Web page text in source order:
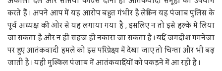
करते हैं । अपने आप में यह आरोप बहुत गंभीर है लेकिन यह पंजाब पुलिस के
पूर्व अध्यक्ष की ओर से यह लगाया गया है , इसलिए न तो इसे हल्के में लिया
जा सकता है और न ही सहज ही नकारा जा सकता है । यदि जगदीश गगनेजा
पर हुए आतंकवादी हमले को इस परिप्रेक्ष्य में देखा जाए तो चिन्ता और भी बढ़
जाती है । यही मुश्किल पंजाब में आतंकवादियों को पकड़ने में आ रही है ।